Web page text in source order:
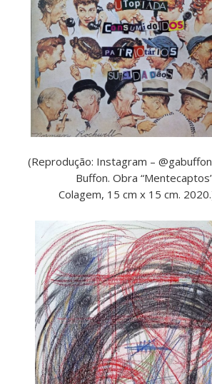
(Reprodução: Instagram –
Buffon. Obra
Colagem, 15 cm x 15 cm.